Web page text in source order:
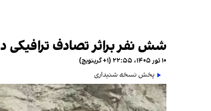
شش نفر براثر تصادف ترافیکی
۱۰ ثور ۱۴۰۵، ۲۲:۵۵ (‎+۱ گرینویچ)
پخش نسخه شنیداری